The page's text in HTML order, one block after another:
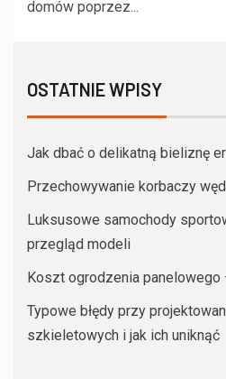
domów poprzez...
OSTATNIE WPISY
Jak dbać o delikatną bieliznę
Przechowywanie korbaczy
Luksusowe samochody
przegląd modeli
Koszt ogrodzenia panelowego
Typowe błędy przy
szkieletowych i jak ich uniknąć